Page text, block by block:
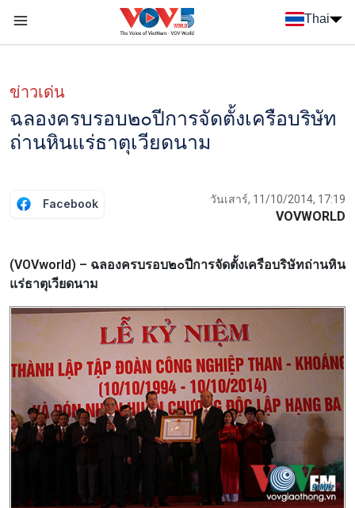
Thai
ข่าวเด่น
ฉลองครบรอบ๒๐ปีการจัดตั้งเครือบริษัท
ถ่านหินแร่ธาตุเวียดนาม
Facebook วันเสาร์, 11/10/2014, 17:19
VOVWORLD
(VOVworld) – ฉลองครบรอบ๒๐ปีการจัดตั้งเครือบริษัทถ่านหิน
แร่ธาตุเวียดนาม